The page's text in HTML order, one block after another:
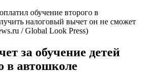
обучение второго в
налоговый вычет он не сможет
/ Global Look Press)
за обучение детей
в автошколе